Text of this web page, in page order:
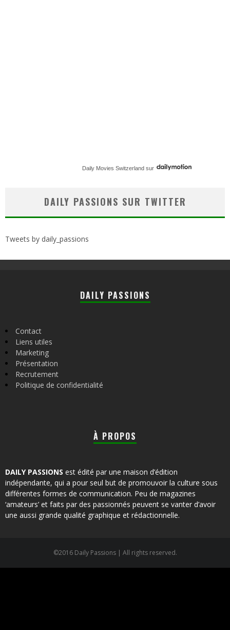
Daily Movies Switzerland sur
DAILY PASSIONS SUR TWITTER
Tweets by daily_passions
DAILY PASSIONS
Contact
Liens utiles
Marketing
Présentation
Recrutement
Politique de confidentialité
À PROPOS
DAILY PASSIONS est édité par une maison d’édition
indépendante, qui a pour seul but de promouvoir la culture sous
différentes formes de communication. Peu de magazines
‘amateurs’ et faits par des passionnés peuvent se vanter d’avoir
une aussi grande qualité graphique et rédactionnelle.
©2016 Daily Passions | All rights reserved.